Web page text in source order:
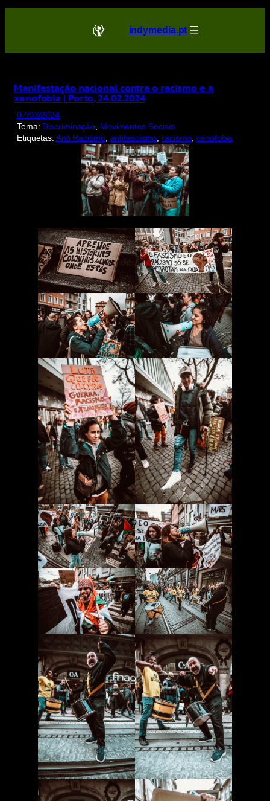
Saltar
conteúdo
indymedia.pt
Manifestação nacional contra o racismo e a
xenofobia | Porto, 24.02.2024
07/03/2024
Tema: Discriminação, Movimentos Sociais
Etiquetas: Anti Racismo, antifascismo, racismo, xenofobia